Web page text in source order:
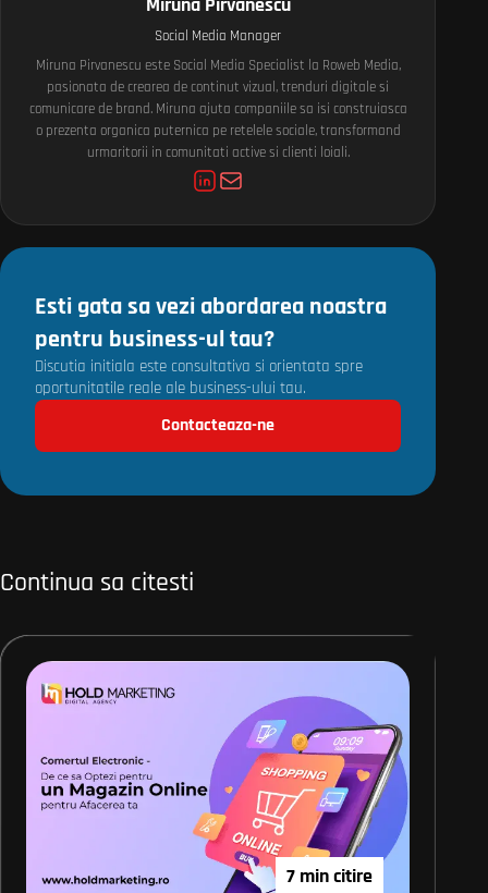
Social Media Manager
Miruna Pirvanescu este Social Media Specialist la Roweb Media,
pasionata de crearea de continut vizual, trenduri digitale si
comunicare de brand. Miruna ajuta companiile sa isi construiasca
o prezenta organica puternica pe retelele sociale, transformand
urmaritorii in comunitati active si clienti loiali.
Esti gata sa vezi abordarea noastra
pentru business-ul tau?
Discutia initiala este consultativa si orientata spre
oportunitatile reale ale business-ului tau.
Contacteaza-ne
Continua sa citesti
7 min citire